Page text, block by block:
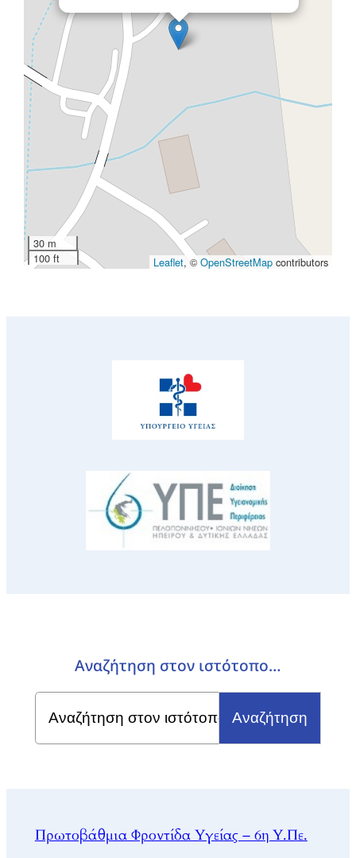
30 m
100 ft
Leaflet, ©OpenStreetMapcontributors
Αναζήτηση στον ιστότοπο…
Search
for:
Πρωτοβάθμια Φροντίδα Υγείας – 6η Υ.Πε.